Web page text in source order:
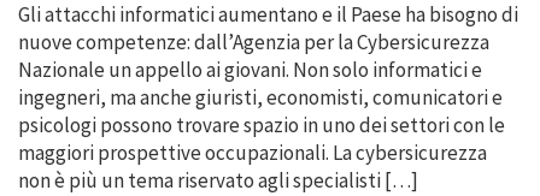
Gli attacchi informatici aumentano e il Paese ha bisogno di
nuove competenze: dall’Agenzia per la Cybersicurezza
Nazionale un appello ai giovani. Non solo informatici e
ingegneri, ma anche giuristi, economisti, comunicatori e
psicologi possono trovare spazio in uno dei settori con le
maggiori prospettive occupazionali. La cybersicurezza
non è più un tema riservato agli specialisti […]